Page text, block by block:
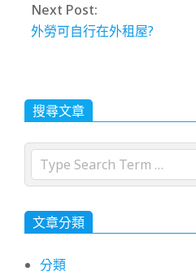
Next Post:
外勞可自行在外租屋?
搜尋文章
Search
文章分類
分類